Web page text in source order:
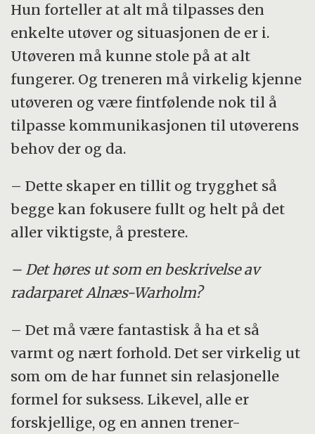
Hun forteller at alt må tilpasses den
enkelte utøver og situasjonen de er i.
Utøveren må kunne stole på at alt
fungerer. Og treneren må virkelig kjenne
utøveren og være fintfølende nok til å
tilpasse kommunikasjonen til utøverens
behov der og da.
– Dette skaper en tillit og trygghet så
begge kan fokusere fullt og helt på det
aller viktigste, å prestere.
– Det høres ut som en beskrivelse av
radarparet Alnæs-Warholm?
– Det må være fantastisk å ha et så
varmt og nært forhold. Det ser virkelig ut
som om de har funnet sin relasjonelle
formel for suksess. Likevel, alle er
forskjellige, og en annen trener-